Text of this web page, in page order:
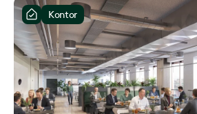
Kontor